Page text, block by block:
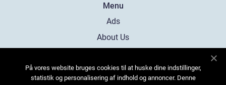
Menu
Ads
About Us
Contact
På vores website bruges cookies til at huske dine indstillinger,
statistik og personalisering af indhold og annoncer. Denne